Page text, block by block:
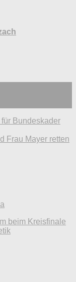
Bundeskader
Frau Mayer retten
beim Kreisfinale